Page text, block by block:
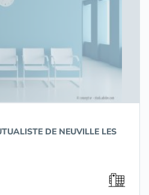
DE NEUVILLE LES